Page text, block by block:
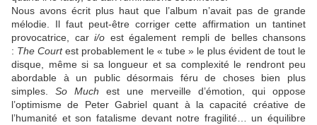
Nous avons écrit plus haut que l’album n’avait pas de grande
mélodie. Il faut peut-être corriger cette affirmation un tantinet
provocatrice, car i/o est également rempli de belles chansons
: The Courtest probablement le « tube » le plus évident de tout le
disque, même si sa longueur et sa complexité le rendront peu
abordable à un public désormais féru de choses bien plus
simples. So Much est une merveille d’émotion, qui oppose
l’optimisme de Peter Gabriel quant à la capacité créative de
l’humanité et son fatalisme devant notre fragilité… un équilibre